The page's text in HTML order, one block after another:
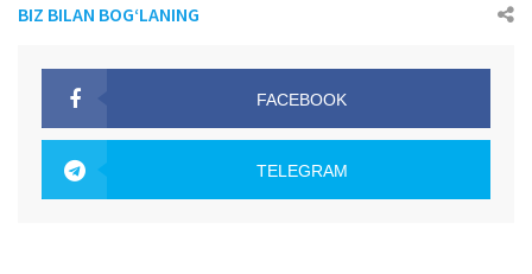
BIZ BILAN BOG‘LANING
FACEBOOK
TELEGRAM